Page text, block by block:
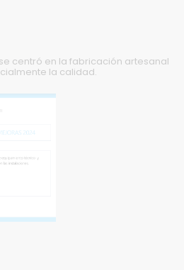
centró en la fabricación artesanal
la calidad.